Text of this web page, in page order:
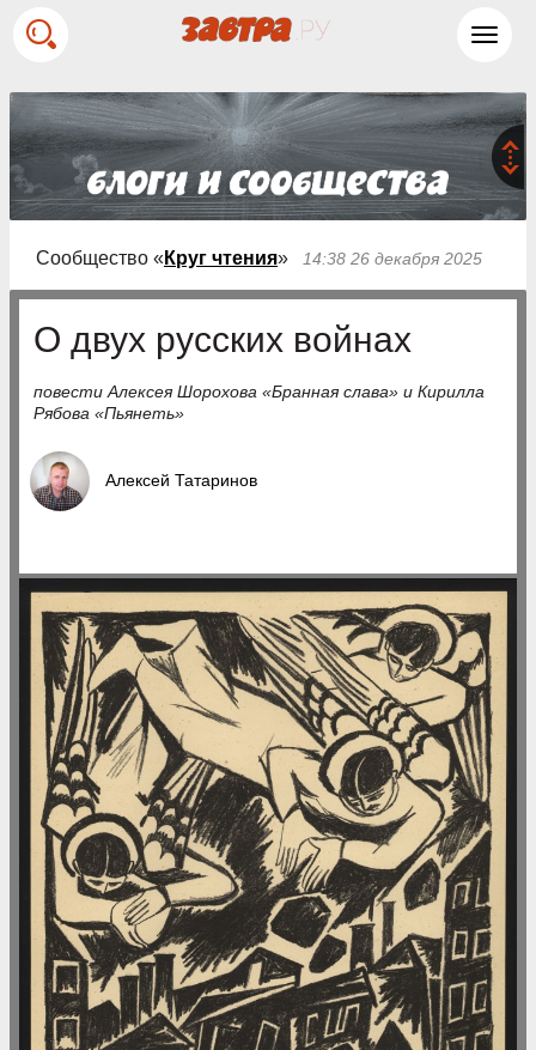
Сообщество « Круг чтения» 14:38 26 декабря 2025
О двух русских войнах
повести Алексея Шорохова «Бранная слава» и Кирилла
Рябова «Пьянеть»
Алексей Татаринов